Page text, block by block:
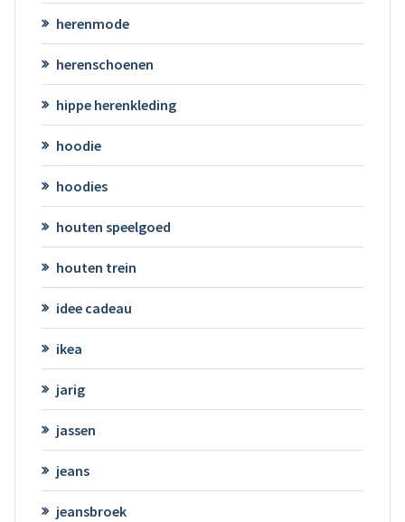
herenmode
herenschoenen
hippe herenkleding
hoodie
hoodies
houten speelgoed
houten trein
idee cadeau
ikea
jarig
jassen
jeans
jeansbroek